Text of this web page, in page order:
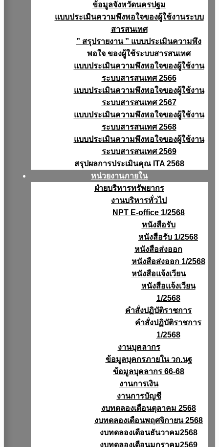
ข้อมูลจังหวัดนครปฐม
แบบประเมินความพึงพอใจของผู้ใช้งานระบบ
สารสนเทศ
” สรุปรายงาน ” แบบประเมินความพึง
พอใจ ของผู้ใช้ระบบสารสนเทศ
แบบประเมินความพึงพอใจของผู้ใช้งาน
ระบบสารสนเทศ 2566
แบบประเมินความพึงพอใจของผู้ใช้งาน
ระบบสารสนเทศ 2567
แบบประเมินความพึงพอใจของผู้ใช้งาน
ระบบสารสนเทศ 2568
แบบประเมินความพึงพอใจของผู้ใช้งาน
ระบบสารสนเทศ 2569
สรุปผลการประเมินคุณ ITA 2568
หน่วยงานภายใน
ฝ่ายบริหารทรัพยากร
งานบริหารทั่วไป
NPT E-office 1/2568
หนังสือรับ
หนังสือรับ 1/2568
หนังสือส่งออก
หนังสือส่งออก 1/2568
หนังสือแจ้งเวียน
หนังสือเเจ้งเวียน
1/2568
คำสั่งปฏิบัติราชการ
คำสั่งปฏิบัติราชการ
1/2568
งานบุคลากร
ข้อมูลบุคกรภายใน วก.นฐ
ข้อมูลบุคลากร 66-68
งานการเงิน
งานการบัญชี
งบทดลองเดือนตุลาคม 2568
งบทดลองเดือนพฤศจิกายน 2568
งบทดลองเดือนธันวาคม2568
งบทดลองเดือนมกราคม2569